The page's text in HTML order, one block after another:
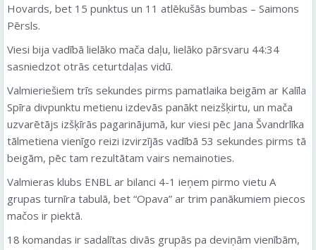
Hovards, bet 15 punktus un 11 atlēkušās bumbas – Saimons
Pērsls.
Viesi bija vadībā lielāko mača daļu, lielāko pārsvaru 44:34
sasniedzot otrās ceturtdaļas vidū.
Valmieriešiem trīs sekundes pirms pamatlaika beigām ar Kalīla
Spīra divpunktu metienu izdevās panākt neizšķirtu, un mača
uzvarētājs izšķīrās pagarinājumā, kur viesi pēc Jana Švandrlīka
tālmetiena vienīgo reizi izvirzījās vadībā 53 sekundes pirms tā
beigām, pēc tam rezultātam vairs nemainoties.
Valmieras klubs ENBL ar bilanci 4-1 ieņem pirmo vietu A
grupas turnīra tabulā, bet “Opava” ar trim panākumiem piecos
mačos ir piektā.
18 komandas ir sadalītas divās grupās pa deviņām vienībām,